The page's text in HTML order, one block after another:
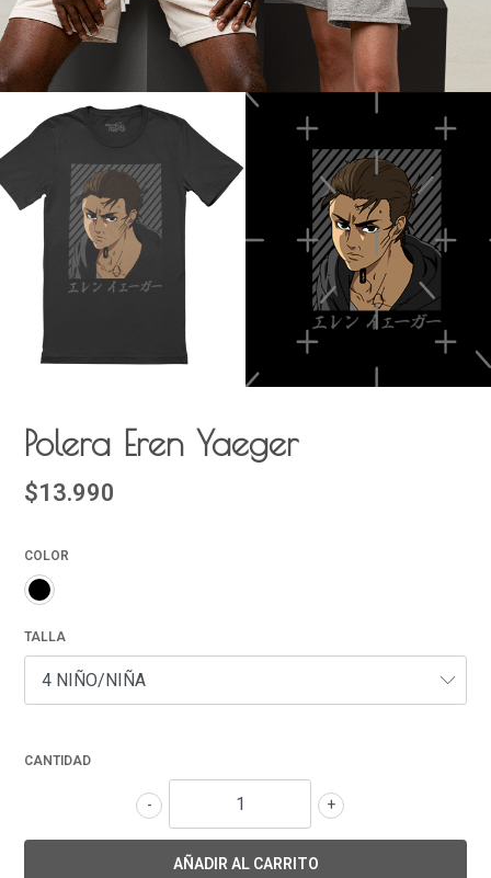
Polera Eren Yaeger
$13.990
COLOR
TALLA
CANTIDAD
+
-